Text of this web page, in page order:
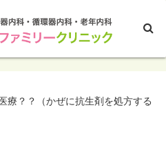
療？？（かぜに抗生剤を処方する